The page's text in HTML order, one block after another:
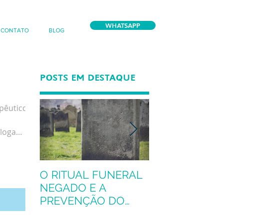
CONTATO BLOG
WHATSAPP
POSTS EM DESTAQUE
O RITUAL FUNERAL
NEGADO E A
PREVENÇÃO DO